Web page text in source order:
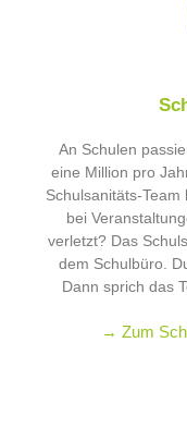
An Schulen
eine Million pro
Schulsanitäts-
bei
verletzt? Das
dem Schulbüro.
Dann sprich das
→ Zum